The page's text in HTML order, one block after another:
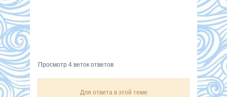
Просмотр 4 веток ответов
Для ответа в этой теме